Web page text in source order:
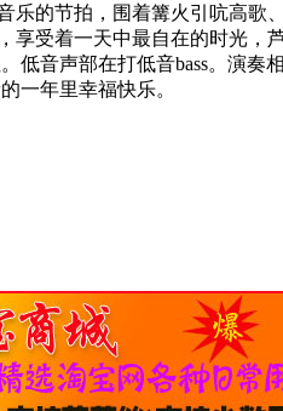
乐的节拍，围着篝火引吭高
享受着一天中最自在的时光
音声部在打低音bass。演奏
一年里幸福快乐。